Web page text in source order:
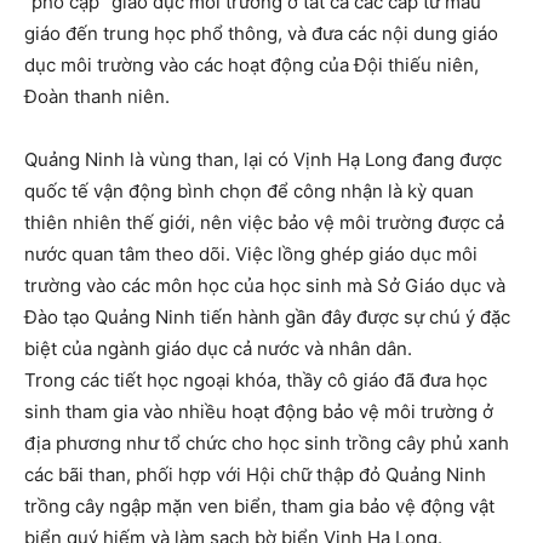
giáo đến trung học phổ thông, và đưa các nội dung giáo
dục môi trường vào các hoạt động của Đội thiếu niên,
Đoàn thanh niên.
Quảng Ninh là vùng than, lại có Vịnh Hạ Long đang được
quốc tế vận động bình chọn để công nhận là kỳ quan
thiên nhiên thế giới, nên việc bảo vệ môi trường được cả
nước quan tâm theo dõi. Việc lồng ghép giáo dục môi
trường vào các môn học của học sinh mà Sở Giáo dục và
Đào tạo Quảng Ninh tiến hành gần đây được sự chú ý đặc
biệt của ngành giáo dục cả nước và nhân dân.
Trong các tiết học ngoại khóa, thầy cô giáo đã đưa học
sinh tham gia vào nhiều hoạt động bảo vệ môi trường ở
địa phương như tổ chức cho học sinh trồng cây phủ xanh
các bãi than, phối hợp với Hội chữ thập đỏ Quảng Ninh
trồng cây ngập mặn ven biển, tham gia bảo vệ động vật
biển quý hiếm và làm sạch bờ biển Vịnh Hạ Long.